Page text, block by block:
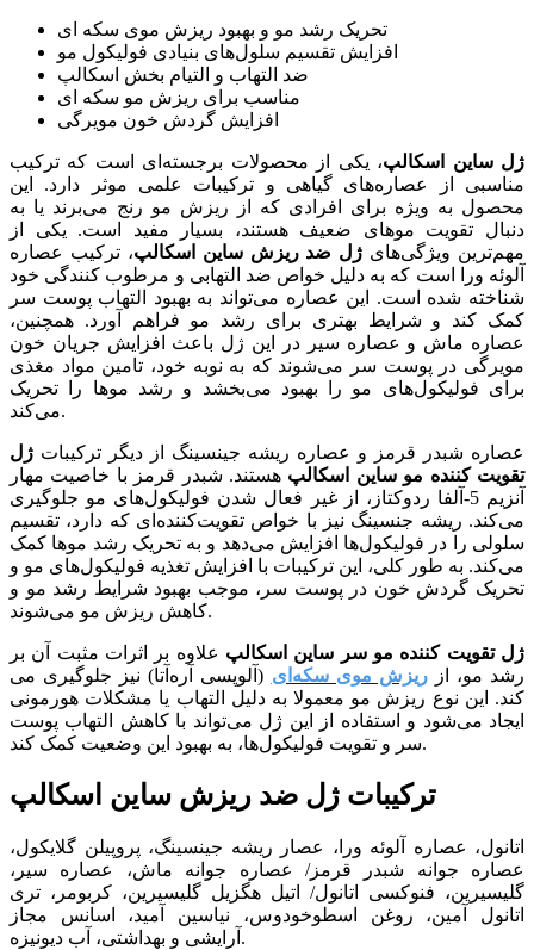
تحریک رشد مو و بهبود ریزش موی سکه ای
افزایش تقسیم سلول‌های بنیادی فولیکول مو
ضد التهاب و التیام بخش اسکالپ
مناسب برای ریزش مو سکه ای
افزایش گردش خون مویرگی
ژل ساین اسکالپ، یکی از محصولات برجسته‌ای است که ترکیب
مناسبی از عصاره‌های گیاهی و ترکیبات علمی موثر دارد. این
محصول به ویژه برای افرادی که از ریزش مو رنج می‌برند یا به
دنبال تقویت موهای ضعیف هستند، بسیار مفید است. یکی از
مهم‌ترین ویژگی‌های ژل ضد ریزش ساین اسکالپ، ترکیب عصاره
آلوئه ورا است که به دلیل خواص ضد التهابی و مرطوب کنندگی خود
شناخته شده است. این عصاره می‌تواند به بهبود التهاب پوست سر
کمک کند و شرایط بهتری برای رشد مو فراهم آورد. همچنین،
عصاره ماش و عصاره سیر در این ژل باعث افزایش جریان خون
مویرگی در پوست سر می‌شوند که به نوبه خود، تامین مواد مغذی
برای فولیکول‌های مو را بهبود می‌بخشد و رشد موها را تحریک
می‌کند.
عصاره شبدر قرمز و عصاره ریشه جینسینگ از دیگر ترکیبات ژل
تقویت کننده مو ساین اسکالپ هستند. شبدر قرمز با خاصیت مهار
آنزیم 5-آلفا ردوکتاز، از غیر فعال شدن فولیکول‌های مو جلوگیری
می‌کند. ریشه جنسینگ نیز با خواص تقویت‌کننده‌ای که دارد، تقسیم
سلولی را در فولیکول‌ها افزایش می‌دهد و به تحریک رشد موها کمک
می‌کند. به طور کلی، این ترکیبات با افزایش تغذیه فولیکول‌های مو و
تحریک گردش خون در پوست سر، موجب بهبود شرایط رشد مو و
کاهش ریزش مو می‌شوند.
ژل تقویت کننده مو سر ساین اسکالپ علاوه بر اثرات مثبت آن بر
رشد مو، ازریزش موی سکه‌ای (آلوپسی آره‌آتا) نیز جلوگیری می
کند. این نوع ریزش مو معمولا به دلیل التهاب یا مشکلات هورمونی
ایجاد می‌شود و استفاده از این ژل می‌تواند با کاهش التهاب پوست
سر و تقویت فولیکول‌ها، به بهبود این وضعیت کمک کند.
ترکیبات ژل ضد ریزش ساین اسکالپ
اتانول، عصاره آلوئه ورا، عصار ریشه جینسینگ، پروپیلن گلایکول،
عصاره جوانه شبدر قرمز/ عصاره جوانه ماش، عصاره سیر،
گلیسیرین، فنوکسی اتانول/ اتیل هگزیل گلیسیرین، کربومر، تری
اتانول آمین، روغن اسطوخودوس، نیاسین آمید، اسانس مجاز
آرایشی و بهداشتی، آب دیونیزه.